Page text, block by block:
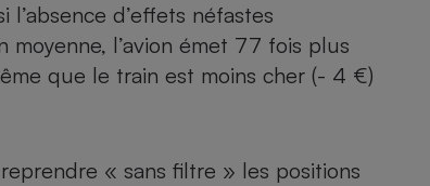
d’effets néfastes
l’avion émet 77 fois plus
que le train est moins cher (- 4 €)
« sans filtre » les positions
choisir une
Poêle à granulés